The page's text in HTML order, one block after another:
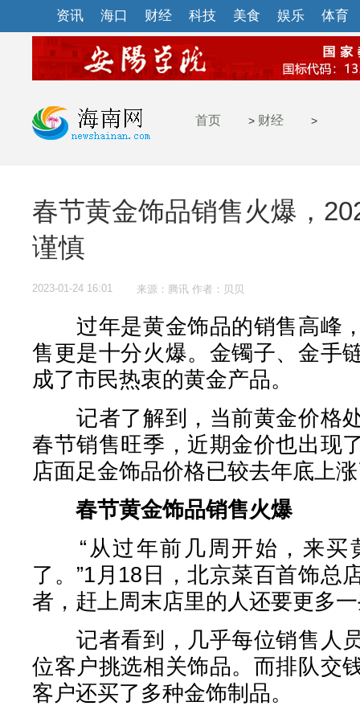
资讯 海口 财经 科技 美食 娱乐 体育
首页 > 财经 >
春节黄金饰品销售火爆，
谨慎
2023-01-24 16:01 来源：腾讯 作者：贝贝
过年是黄金饰品的销售高峰
售更是十分火爆。金镯子、金手
成了市民热衷的黄金产品。
记者了解到，当前黄金价格
春节销售旺季，近期金价也出现
店面足金饰品价格已较去年底上
春节黄金饰品销售火爆
“从过年前几周开始，来买
了。”1月18日，北京菜百首饰总
者，赶上周末店里的人还要更多
记者看到，几乎每位销售人
位客户挑选相关饰品。而排队交
客户还买了多种金饰制品。